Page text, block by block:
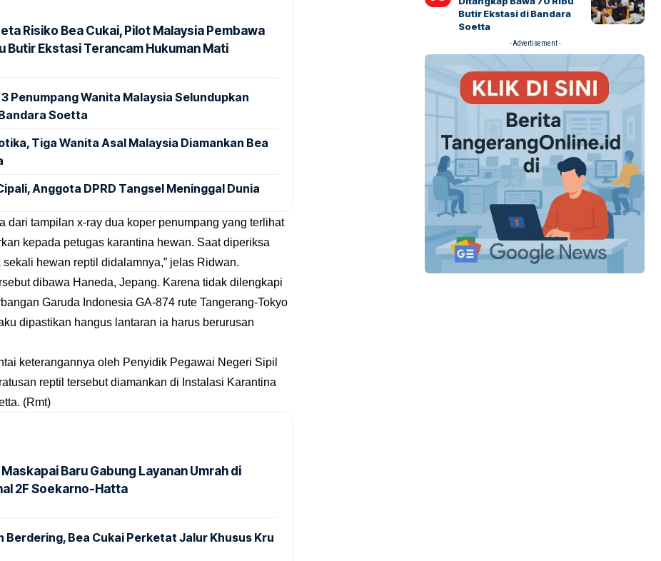
Risiko Bea Cukai, Pilot Malaysia Pembawa
Butir Ekstasi Terancam Hukuman Mati
Penumpang Wanita Malaysia Selundupkan
Soetta
Tiga Wanita Asal Malaysia Diamankan Bea
Anggota DPRD Tangsel Meninggal Dunia
dari tampilan x-ray dua koper penumpang yang terlihat
kepada petugas karantina hewan. Saat diperiksa
hewan reptil didalamnya,” jelas Ridwan.
dibawa Haneda, Jepang. Karena tidak dilengkapi
Garuda Indonesia GA-874 rute Tangerang-Tokyo
dipastikan hangus lantaran ia harus berurusan
keterangannya oleh Penyidik Pegawai Negeri Sipil
reptil tersebut diamankan di Instalasi Karantina
(Rmt)
Baru Gabung Layanan Umrah di
2F Soekarno-Hatta
Berdering, Bea Cukai Perketat Jalur Khusus Kru
Butir Ekstasi di Bandara
Soetta
- Advertisement -